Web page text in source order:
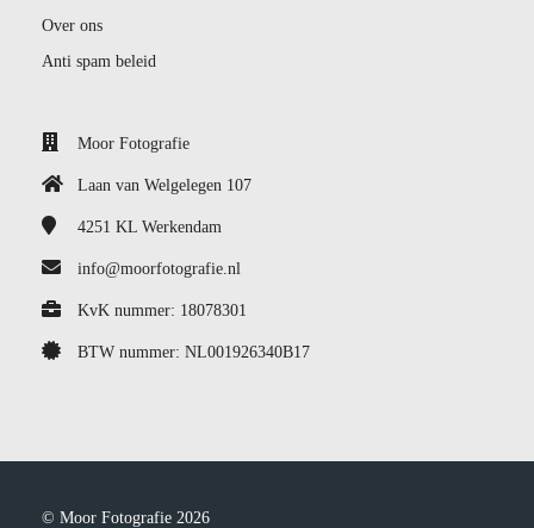
Over ons
Anti spam beleid
Moor Fotografie
Laan van Welgelegen 107
4251 KL Werkendam
info@moorfotografie.nl
KvK nummer: 18078301
BTW nummer: NL001926340B17
© Moor Fotografie 2026